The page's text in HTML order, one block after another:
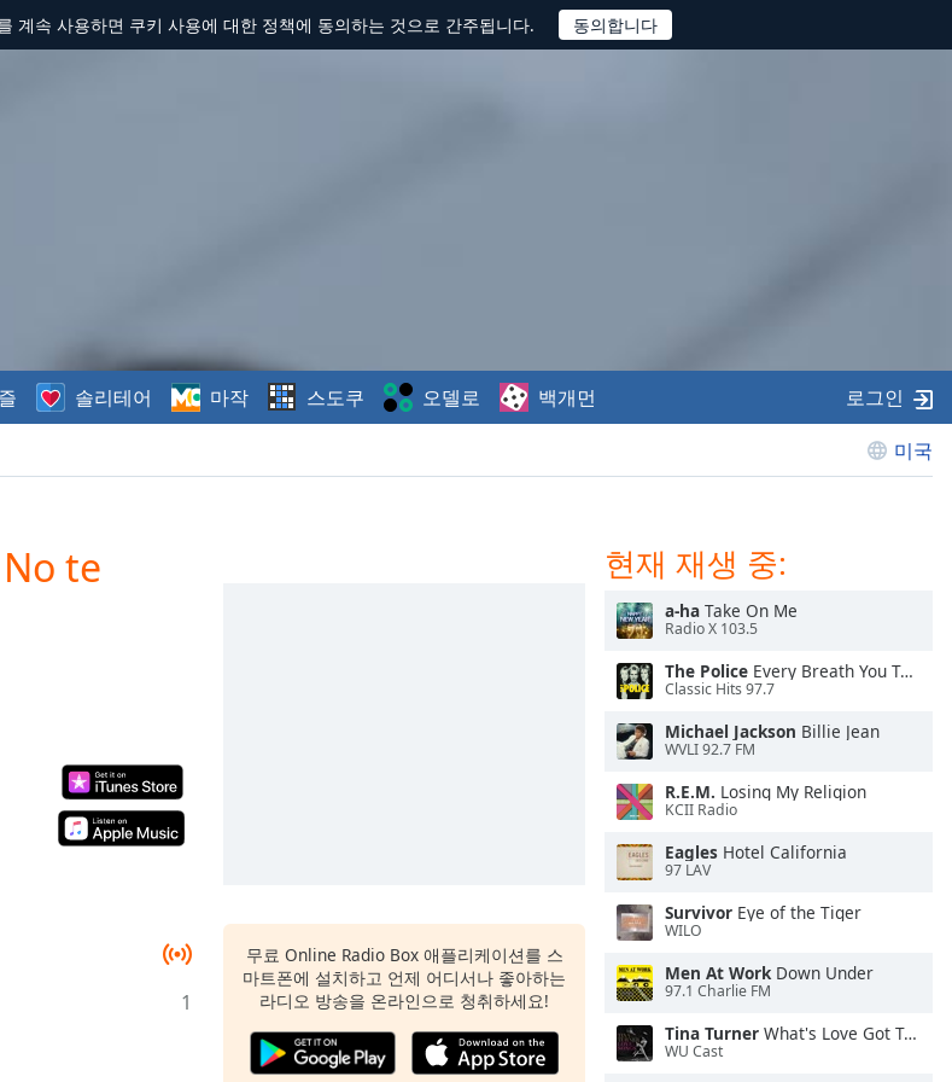
계속 사용하면 쿠키 사용에 대한 정책에 동의하는 것으로 간주됩니다.
미국
솔리테어 마작 스도쿠 오델로 백개먼 로그인
te
1
무료 Online Radio Box 애플리케이션를 스
마트폰에 설치하고 언제 어디서나 좋아하는
라디오 방송을 온라인으로 청취하세요!
현재 재생 중:
a-ha Take On Me
Radio X 103.5
The Police Every Breath You Take
Classic Hits 97.7
Michael Jackson Billie Jean
WVLI 92.7 FM
R.E.M. Losing My Religion
KCII Radio
Eagles Hotel California
97 LAV
Survivor Eye of the Tiger
WILO
Men At WorkDown Under
97.1 Charlie FM
Tina Turner What's Love Got To Do With It
WU Cast